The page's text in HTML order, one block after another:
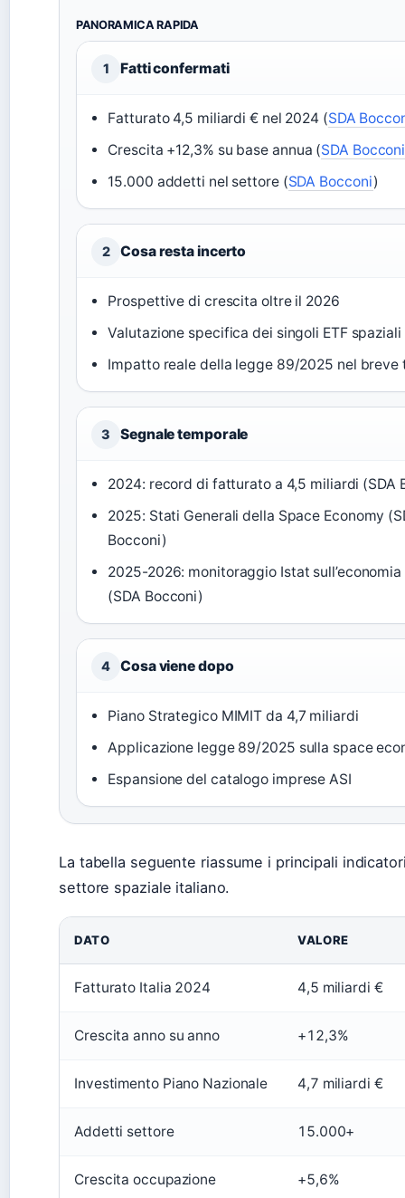
PANORAMICA RAPIDA
1 Fatti confermati
Fatturato 4,5 miliardi € nel 2024 (SDA
Crescita +12,3% su base annua (SDA
15.000 addetti nel settore (SDA Bocconi)
2 Cosa resta incerto
Prospettive di crescita oltre il 2026
Valutazione specifica dei singoli ETF spaziali
Impatto reale della legge 89/2025 nel breve
3 Segnale temporale
2024: record di fatturato a 4,5 miliardi (SDA
2025: Stati Generali della Space Economy
Bocconi)
2025-2026: monitoraggio Istat
(SDA Bocconi)
4 Cosa viene dopo
Piano Strategico MIMIT da 4,7 miliardi
Applicazione legge 89/2025 sulla space
Espansione del catalogo imprese ASI
La tabella seguente riassume i principali
settore spaziale italiano.
DATO VALORE
Fatturato Italia 2024 4,5 miliardi €
Crescita anno su anno +12,3%
Investimento Piano Nazionale 4,7 miliardi €
Addetti settore 15.000+
Crescita occupazione +5,6%